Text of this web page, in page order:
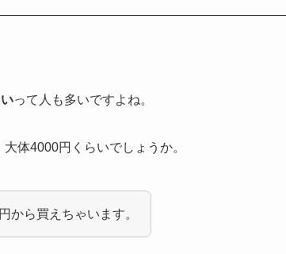
って人も多いですよね。
体4000円くらいでしょうか。
から買えちゃいます。